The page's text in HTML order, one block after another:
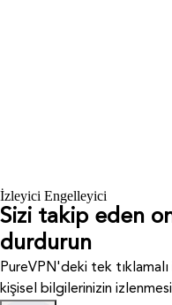
İzleyici Engelleyici
Sizi takip eden
durdurun
PureVPN'deki tek
kişisel bilgilerinizin